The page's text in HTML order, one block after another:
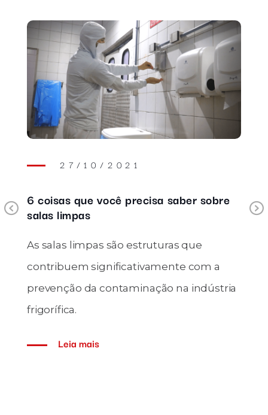
Previous
27/10/2021
6 coisas que você precisa saber sobre
salas limpas
As salas limpas são estruturas que
contribuem significativamente com a
prevenção da contaminação na indústria
frigorífica.
Leia mais